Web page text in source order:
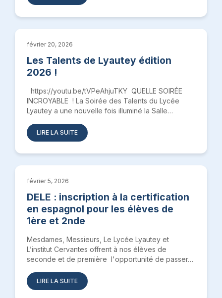
février 20, 2026
Les Talents de Lyautey édition
2026 !
https://youtu.be/tVPeAhjuTKY QUELLE SOIRÉE
INCROYABLE ! La Soirée des Talents du Lycée
Lyautey a une nouvelle fois illuminé la Salle…
LIRE LA SUITE
février 5, 2026
DELE : inscription à la certification
en espagnol pour les élèves de
1ère et 2nde
Mesdames, Messieurs, Le Lycée Lyautey et
L’institut Cervantes offrent à nos élèves de
seconde et de première l'opportunité de passer…
LIRE LA SUITE